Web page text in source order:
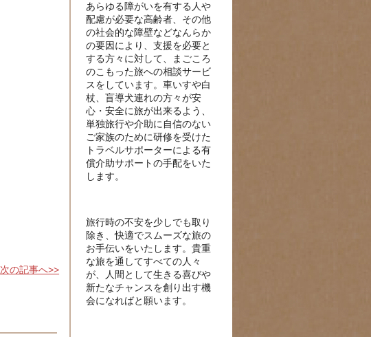
次の記事へ>>
あらゆる障がいを有する人や
配慮が必要な高齢者、その他
の社会的な障壁などなんらか
の要因により、支援を必要と
する方々に対して、まごころ
のこもった旅への相談サービ
スをしています。車いすや白
杖、盲導犬連れの方々が安
心・安全に旅が出来るよう、
単独旅行や介助に自信のない
ご家族のために研修を受けた
トラベルサポーターによる有
償介助サポートの手配をいた
します。
旅行時の不安を少しでも取り
除き、快適でスムーズな旅の
お手伝いをいたします。貴重
な旅を通してすべての人々
が、人間として生きる喜びや
新たなチャンスを創り出す機
会になればと願います。